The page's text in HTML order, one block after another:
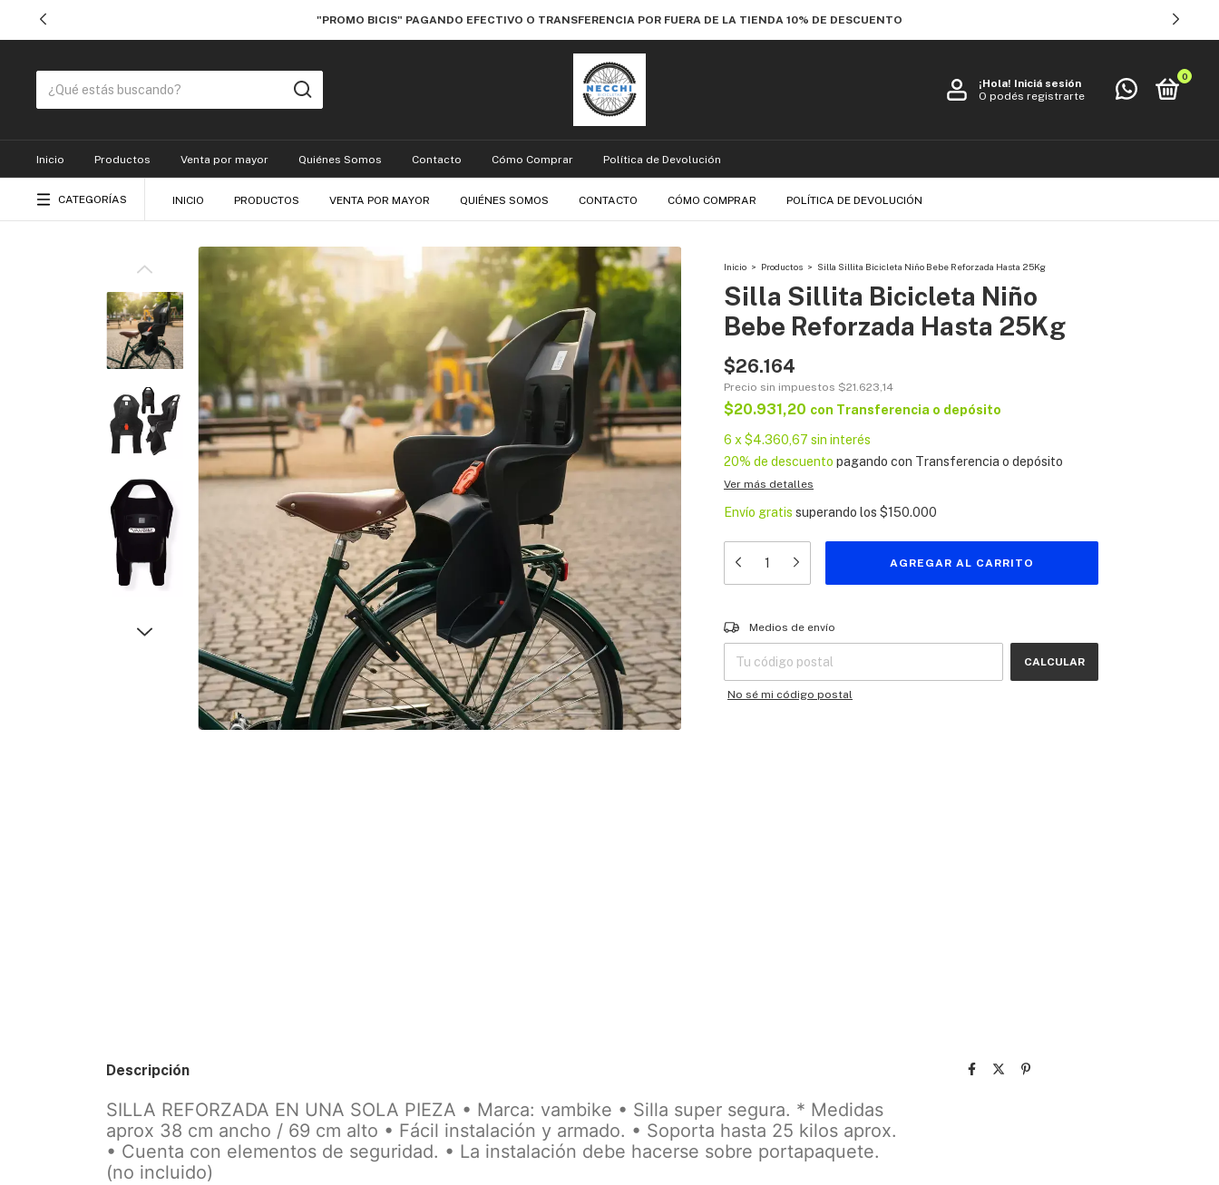
"PROMO BICIS" PAGANDO EFECTIVO O TRANSFERENCIA POR FUERA DE LA TIENDA 10% DE DESCUENTO
¡Hola! Iniciá sesión
O podés registrarte
0
Inicio Productos Venta por mayor Quiénes Somos Contacto Cómo Comprar Política de Devolución
CATEGORÍAS INICIO PRODUCTOS VENTA POR MAYOR QUIÉNES SOMOS CONTACTO CÓMO COMPRAR POLÍTICA DE DEVOLUCIÓN
Inicio > Productos > Silla Sillita Bicicleta Niño Bebe Reforzada Hasta 25Kg
Silla Sillita Bicicleta Niño
Bebe Reforzada Hasta 25Kg
$26.164
Precio sin impuestos $21.623,14
$20.931,20 con Transferencia o depósito
6 x $4.360,67 sin interés
20% de descuento pagando con Transferencia o depósito
Ver más detalles
Envío gratis superando los $150.000
Entregas para el CP:
Medios de envío
CALCULAR
No sé mi código postal
Descripción
SILLA REFORZADA EN UNA SOLA PIEZA • Marca: vambike • Silla super segura. * Medidas
aprox 38 cm ancho / 69 cm alto • Fácil instalación y armado. • Soporta hasta 25 kilos aprox.
• Cuenta con elementos de seguridad. • La instalación debe hacerse sobre portapaquete.
(no incluido)